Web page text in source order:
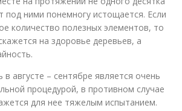
под ними понемногу истощается. Если
количество полезных элементов, то
на здоровье деревьев, а
августе – сентябре является очень
процедурой, в противном случае
для нее тяжелым испытанием.